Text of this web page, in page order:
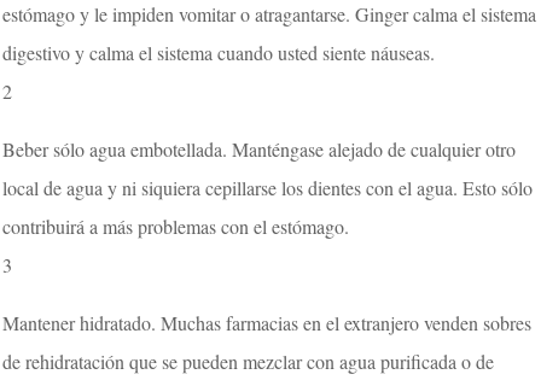
estómago y le impiden vomitar o atragantarse. Ginger calma el sistema
digestivo y calma el sistema cuando usted siente náuseas.
2
Beber sólo agua embotellada. Manténgase alejado de cualquier otro
local de agua y ni siquiera cepillarse los dientes con el agua. Esto sólo
contribuirá a más problemas con el estómago.
3
Mantener hidratado. Muchas farmacias en el extranjero venden sobres
de rehidratación que se pueden mezclar con agua purificada o de